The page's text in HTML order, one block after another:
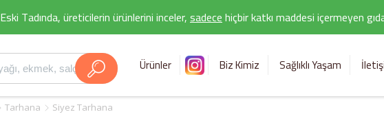
Eski Tadında, üreticilerin ürünlerini inceler,sadecehiçbir katkı maddesi içermeyen
Ürünler Biz Kimiz Sağlıklı Yaşam
Tarhana Siyez Tarhana